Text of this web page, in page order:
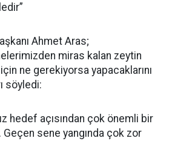
Ahmet Aras;
miras kalan zeytin
ne gerekiyorsa yapacaklarını
söyledi:
hedef açısından çok önemli bir
Geçen sene yangında çok zor